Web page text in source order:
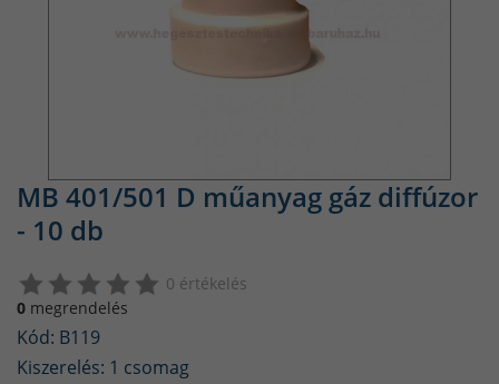
MB 401/501 D műanyag gáz diffúzor
- 10 db
0 értékelés
0 megrendelés
Kód: B119
Kiszerelés: 1 csomag